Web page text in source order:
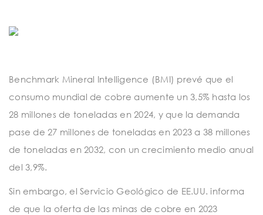
Benchmark Mineral Intelligence (BMI) prevé que el
consumo mundial de cobre aumente un 3,5% hasta los
28 millones de toneladas en 2024, y que la demanda
pase de 27 millones de toneladas en 2023 a 38 millones
de toneladas en 2032, con un crecimiento medio anual
del 3,9%.
Sin embargo, el Servicio Geológico de EE.UU. informa
de que la oferta de las minas de cobre en 2023